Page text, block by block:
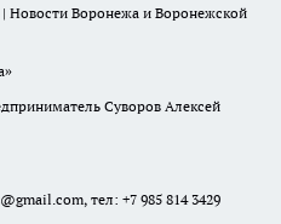
Новости Воронежа и Воронежской
Суворов Алексей
тел: +7 985 814 3429